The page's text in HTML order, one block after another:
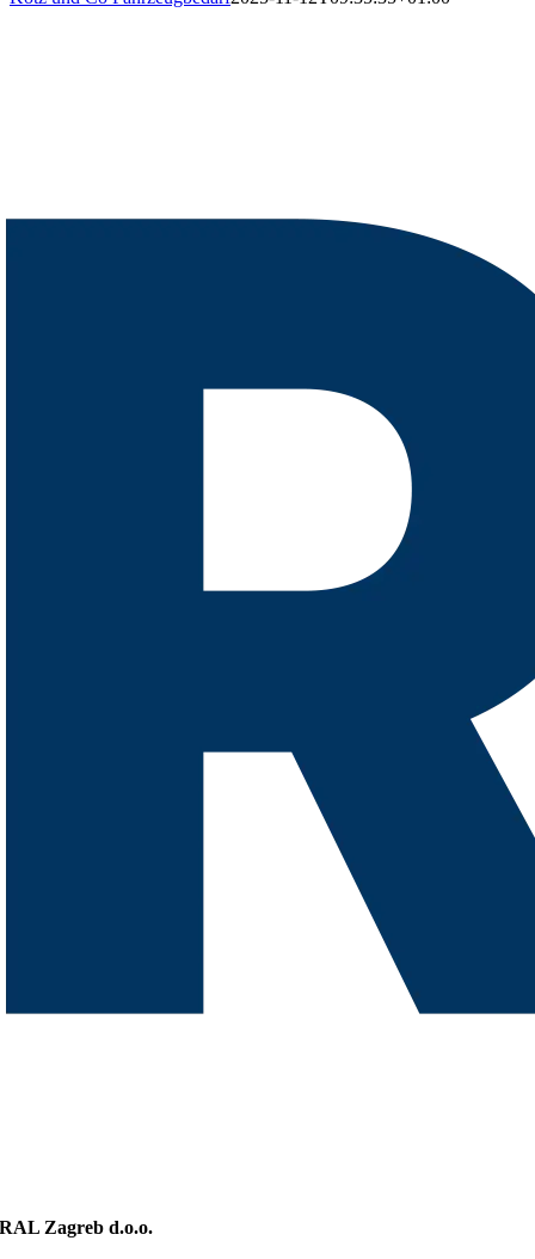
RAL Zagreb d.o.o.